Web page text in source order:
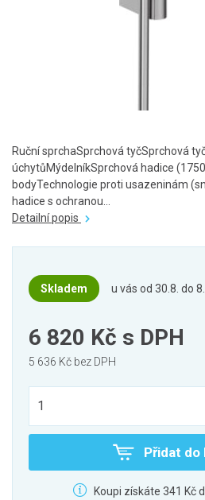
Ruční sprchaSprchová tyčSprchová
úchytůMýdelníkSprchová hadice
bodyTechnologie proti usazeninám
hadice s ochranou...
Detailní popis
Skladem u vás od 30.8. do
6 820 Kč s DPH
5 636 Kč bez DPH
Přidat do
Koupi získáte 341 Kč